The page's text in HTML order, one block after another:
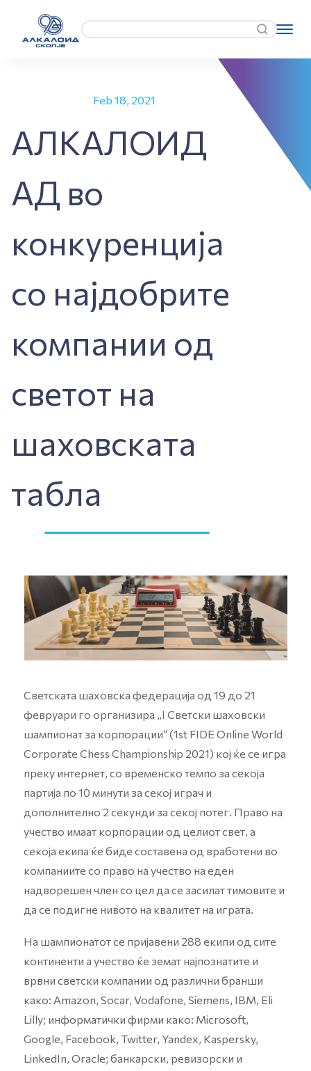
Feb 18, 2021
АЛКАЛОИД
АД во
конкуренција
со најдобрите
компании од
светот на
шаховската
табла
Светската шаховска федерација од 19 до 21
февруари го организира „I Светски шаховски
шампионат за корпорации“ (1st FIDE Online World
Corporate Chess Championship 2021) кој ќе се игра
преку интернет, со временско темпо за секоја
партија по 10 минути за секој играч и
дополнително 2 секунди за секој потег. Право на
учество имаат корпорации од целиот свет, а
секоја екипа ќе биде составена од вработени во
компаниите со право на учество на еден
надворешен член со цел да се засилат тимовите и
да се подигне нивото на квалитет на играта.
На шампионатот се пријавени 288 екипи од сите
континенти а учество ќе земат најпознатите и
врвни светски компании од различни бранши
како: Amazon, Socar, Vodafone, Siemens, IBM, Eli
Lilly; информатички фирми како: Microsoft,
Google, Facebook, Twitter, Yandex, Kaspersky,
LinkedIn, Oracle; банкарски, ревизорски и